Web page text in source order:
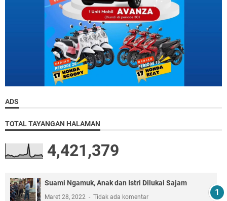
ADS
TOTAL TAYANGAN HALAMAN
4,421,379
Suami Ngamuk, Anak dan Istri Dilukai Sajam
Maret 28, 2022 Tidak ada komentar